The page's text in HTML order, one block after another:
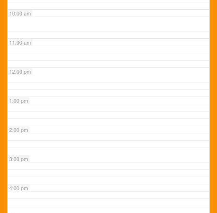
10:00 am
11:00 am
12:00 pm
1:00 pm
2:00 pm
3:00 pm
4:00 pm